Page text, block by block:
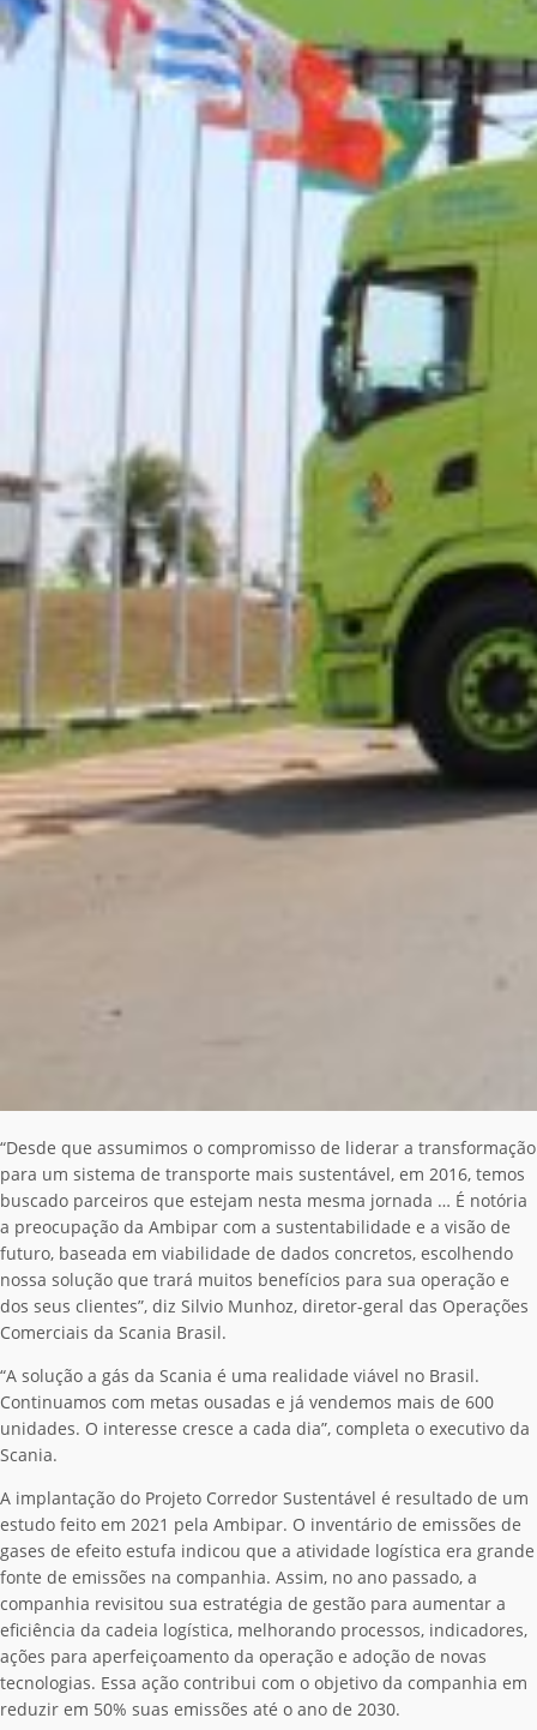
“Desde que assumimos o compromisso de liderar a transformação
para um sistema de transporte mais sustentável, em 2016, temos
buscado parceiros que estejam nesta mesma jornada … É notória
a preocupação da Ambipar com a sustentabilidade e a visão de
futuro, baseada em viabilidade de dados concretos, escolhendo
nossa solução que trará muitos benefícios para sua operação e
dos seus clientes”, diz Silvio Munhoz, diretor-geral das Operações
Comerciais da Scania Brasil.
“A solução a gás da Scania é uma realidade viável no Brasil.
Continuamos com metas ousadas e já vendemos mais de 600
unidades. O interesse cresce a cada dia”, completa o executivo da
Scania.
A implantação do Projeto Corredor Sustentável é resultado de um
estudo feito em 2021 pela Ambipar. O inventário de emissões de
gases de efeito estufa indicou que a atividade logística era grande
fonte de emissões na companhia. Assim, no ano passado, a
companhia revisitou sua estratégia de gestão para aumentar a
eficiência da cadeia logística, melhorando processos, indicadores,
ações para aperfeiçoamento da operação e adoção de novas
tecnologias. Essa ação contribui com o objetivo da companhia em
reduzir em 50% suas emissões até o ano de 2030.